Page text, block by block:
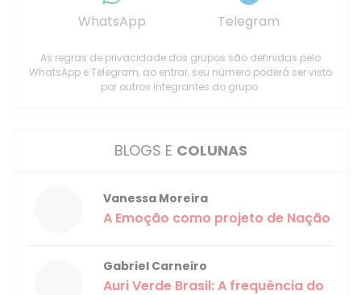
WhatsApp Telegram
As regras de privacidade dos grupos são definidas pelo
WhatsApp e Telegram, ao entrar, seu número poderá ser visto
por outros integrantes do grupo.
BLOGS E COLUNAS
Vanessa Moreira
A Emoção como projeto de Nação
Gabriel Carneiro
Auri Verde Brasil: A frequência do